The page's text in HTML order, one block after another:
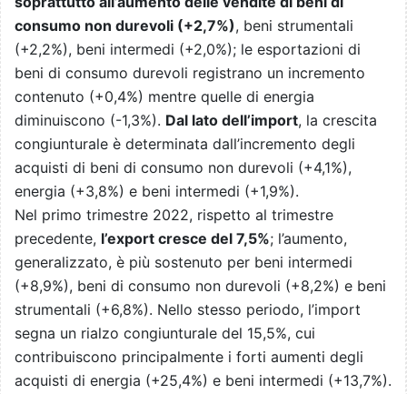
consumo non durevoli (+2,7%), beni strumentali
(+2,2%), beni intermedi (+2,0%); le esportazioni di
beni di consumo durevoli registrano un incremento
contenuto (+0,4%) mentre quelle di energia
diminuiscono (-1,3%). Dal lato dell’import, la crescita
congiunturale è determinata dall’incremento degli
acquisti di beni di consumo non durevoli (+4,1%),
energia (+3,8%) e beni intermedi (+1,9%).
Nel primo trimestre 2022, rispetto al trimestre
precedente, l’export cresce del 7,5%; l’aumento,
generalizzato, è più sostenuto per beni intermedi
(+8,9%), beni di consumo non durevoli (+8,2%) e beni
strumentali (+6,8%). Nello stesso periodo, l’import
segna un rialzo congiunturale del 15,5%, cui
contribuiscono principalmente i forti aumenti degli
acquisti di energia (+25,4%) e beni intermedi (+13,7%).